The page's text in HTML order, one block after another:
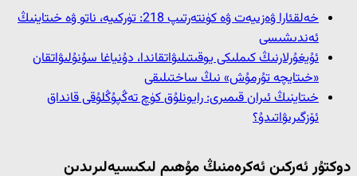
خەلقئارا ۋەزىيەت ۋە كۈنتەرتىپ 218: تۈركىيە، ناتو ۋە خىتاينىڭ
ئەندىشىسى
ئۇيغۇرلارنىڭ كىملىكى يوقىتىلىۋاتقاندا، دۇنياغا سۇنۇلىۋاتقان
«خىتايچە تۇرمۇش» نىڭ ساختىلىقى
خىتاينىڭ ئىران قىمىرى: رايونلۇق كۈچ تەڭپۇڭلۇقى قانداق
ئۆزگىرىۋاتىدۇ؟
دوكتۇر ئەركىن ئەكرەمنىڭ مۇھىم لىكىسيەلىرىدىن